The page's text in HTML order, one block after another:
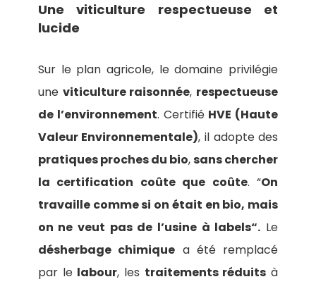
Une viticulture respectueuse et
lucide
Sur le plan agricole, le domaine privilégie
une viticulture raisonnée, respectueuse
de l’environnement. Certifié HVE (Haute
Valeur Environnementale), il adopte des
pratiques proches du bio,sans chercher
la certification coûte que coûte. “On
travaille comme si on était en bio, mais
on ne veut pas de l’usine à labels“. Le
désherbage chimique a été remplacé
par le labour, les traitements réduits à